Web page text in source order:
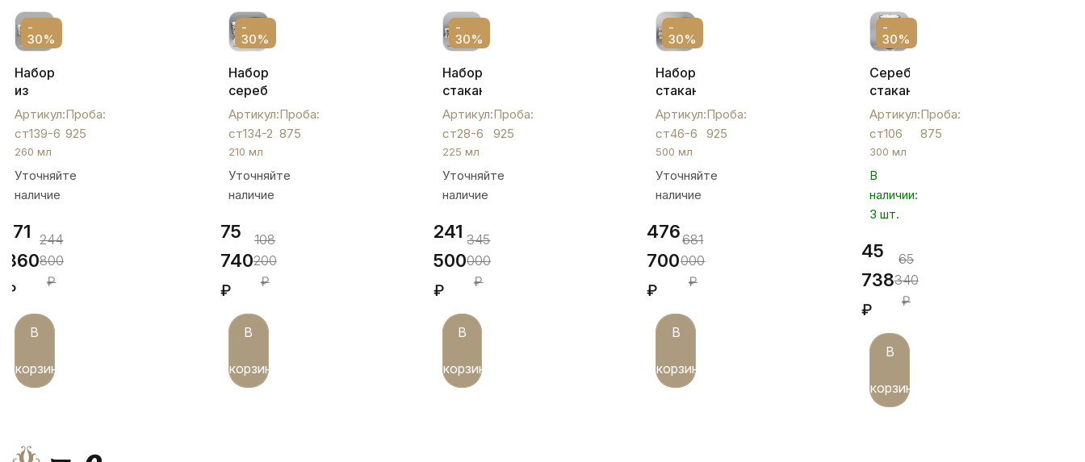
-
30%
Набор
из
двух
серебряных
стаканов
"Роза",
ст139-
6
Артикул:
ст139-6
Проба:
925
260 мл
Уточняйте
наличие
171
360
₽
244
800
₽
В
корзину
-
30%
Набор
серебряных
стаканов
на
ножке
"Кубачи",
ст134-
2
Артикул:
ст134-2
Проба:
875
210 мл
Уточняйте
наличие
75
740
₽
108
200
₽
В
корзину
-
30%
Набор
стаканов
для
виски
на
шесть
персон,
ст28-
Артикул:
ст28-6
Проба:
925
225 мл
Уточняйте
наличие
241
500
₽
345
000
₽
В
корзину
-
30%
Набор
стаканов
"Волны
каспия",
ст46-
6
Артикул:
ст46-6
Проба:
925
500 мл
Уточняйте
наличие
476
700
₽
681
000
₽
В
корзину
-
30%
Серебряный
стакан
"Кубачинский",
ст106
Артикул:
ст106
Проба:
875
300 мл
В
наличии:
3 шт.
45
738
₽
65
340
₽
В
корзину